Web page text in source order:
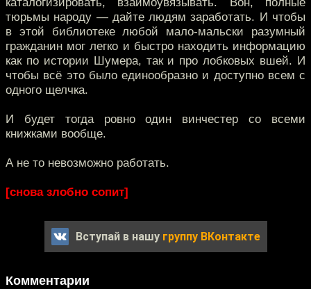
тюрьмы народу — дайте людям заработать. И чтобы
в этой библиотеке любой мало-мальски разумный
гражданин мог легко и быстро находить информацию
как по истории Шумера, так и про лобковых вшей. И
чтобы всё это было единообразно и доступно всем с
одного щелчка.
И будет тогда ровно один винчестер со всеми
книжками вообще.
А не то невозможно работать.
[снова злобно сопит]
Вступай в нашу группу ВКонтакте
Комментарии